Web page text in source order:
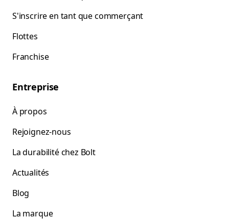
S'inscrire en tant que commerçant
Flottes
Franchise
Entreprise
À propos
Rejoignez-nous
La durabilité chez Bolt
Actualités
Blog
La marque